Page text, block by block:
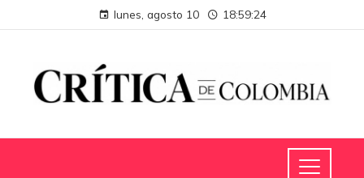
lunes, agosto 10 18:59:25